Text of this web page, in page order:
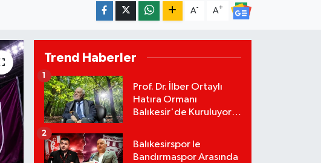
A- A+
Trend Haberler
Prof. Dr. İlber Ortaylı
Hatıra Ormanı
Balıkesir'de Kuruluyor!
1
Balıkesirspor le
Bandırmaspor Arasında
2